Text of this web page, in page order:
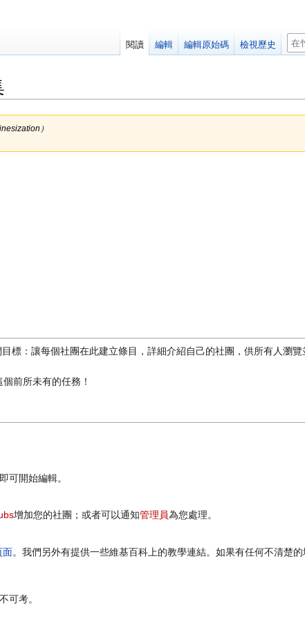
）
目標：讓每個社團在此建立條目，詳細介紹自己的社團，供所有人瀏
前所未有的任務！
可開始編輯。
增加您的社團；或者可以通知管理員為您處理。
面。我們另外有提供一些維基百科上的教學連結。如果有任何不清楚的
可考。
閱讀 編輯 編輯原始碼 檢視歷史
搜